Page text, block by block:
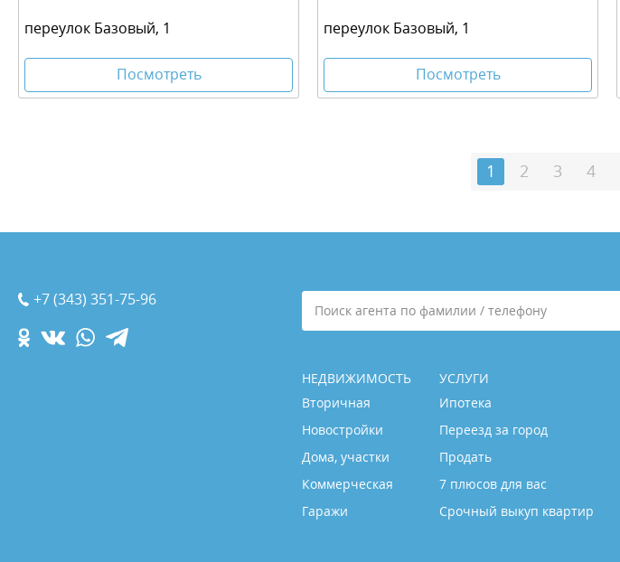
переулок Базовый, 1
Посмотреть
переулок Базовый, 1
Посмотреть
1 2 3 4
+7 (343) 351-75-96
Поиск агента по фамилии / телефону
НЕДВИЖИМОСТЬ
Вторичная
Новостройки
Дома, участки
Коммерческая
Гаражи
УСЛУГИ
Ипотека
Переезд за город
Продать
7 плюсов для вас
Срочный выкуп квартир